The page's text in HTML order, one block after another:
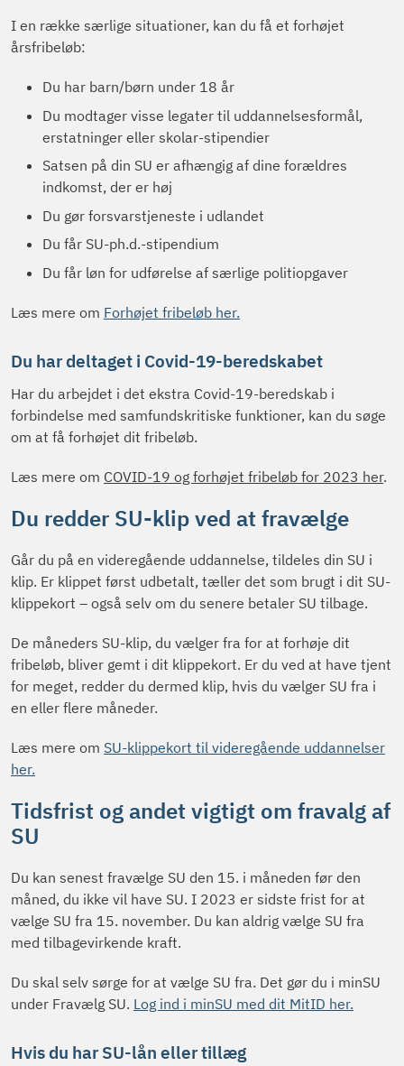
I en række særlige situationer, kan du få et forhøjet
årsfribeløb:
Du har barn/børn under 18 år
Du modtager visse legater til uddannelsesformål,
erstatninger eller skolar-stipendier
Satsen på din SU er afhængig af dine forældres
indkomst, der er høj
Du gør forsvarstjeneste i udlandet
Du får SU-ph.d.-stipendium
Du får løn for udførelse af særlige politiopgaver
Læs mere om Forhøjet fribeløb her.
Du har deltaget i Covid-19-beredskabet
Har du arbejdet i det ekstra Covid-19-beredskab i
forbindelse med samfundskritiske funktioner, kan du søge
om at få forhøjet dit fribeløb.
Læs mere om COVID-19 og forhøjet fribeløb for 2023 her.
Du redder SU-klip ved at fravælge
Går du på en videregående uddannelse, tildeles din SU i
klip. Er klippet først udbetalt, tæller det som brugt i dit SU-
klippekort – også selv om du senere betaler SU tilbage.
De måneders SU-klip, du vælger fra for at forhøje dit
fribeløb, bliver gemt i dit klippekort. Er du ved at have tjent
for meget, redder du dermed klip, hvis du vælger SU fra i
en eller flere måneder.
Læs mere om SU-klippekort til videregående uddannelser
her.
Tidsfrist og andet vigtigt om fravalg af
SU
Du kan senest fravælge SU den 15. i måneden før den
måned, du ikke vil have SU. I 2023 er sidste frist for at
vælge SU fra 15. november. Du kan aldrig vælge SU fra
med tilbagevirkende kraft.
Du skal selv sørge for at vælge SU fra. Det gør du i minSU
under Fravælg SU. Log ind i minSU med dit MitID her.
Hvis du har SU-lån eller tillæg